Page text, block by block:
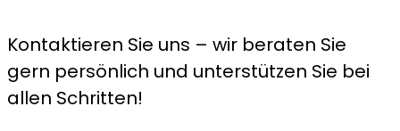
Kontaktieren Sie uns – wir beraten Sie
gern persönlich und unterstützen Sie bei
allen Schritten!